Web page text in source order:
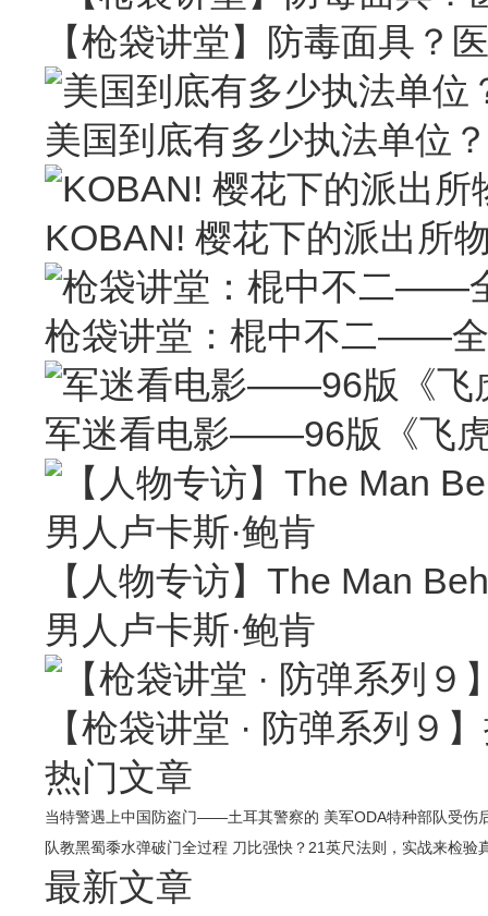
【枪袋讲堂】防毒面具？
美国到底有多少执法单位
KOBAN! 樱花下的派出所
枪袋讲堂：棍中不二——
军迷看电影——96版《飞
【人物专访】The Man
男人卢卡斯·鲍肯
【枪袋讲堂 · 防弹系列９
热门文章
当特警遇上中国防盗门——土耳其警察的 美军ODA特种部队受伤
队教黑蜀黍水弹破门全过程 刀比强快？21英尺法则，实战来检验
最新文章